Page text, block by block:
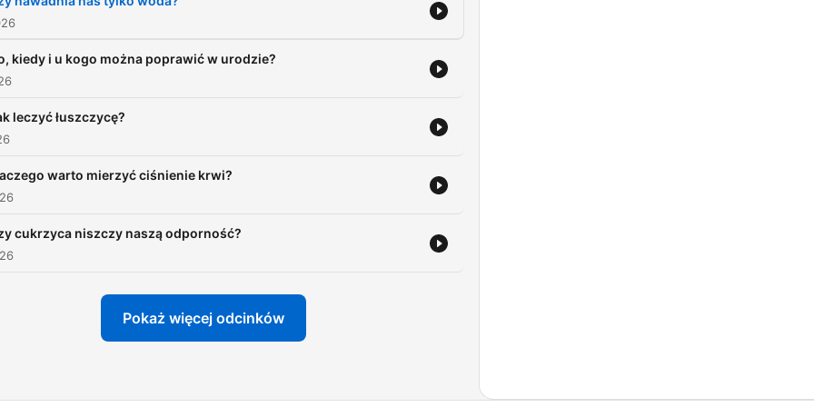
kiedy i u kogo można poprawić w urodzie?
leczyć łuszczycę?
warto mierzyć ciśnienie krwi?
cukrzyca niszczy naszą odporność?
Pokaż więcej odcinków